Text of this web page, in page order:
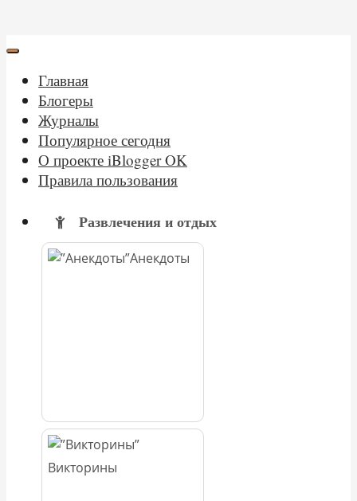
Главная
Блогеры
Журналы
Популярное сегодня
О проекте iBlogger OK
Правила пользования
Развлечения и отдых
Анекдоты
Викторины